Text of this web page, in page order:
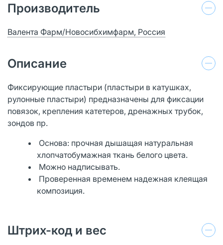
Производитель
Валента Фарм/Новосибхимфарм, Россия
Описание
Фиксирующие пластыри (пластыри в катушках,
рулонные пластыри) предназначены для фиксации
повязок, крепления катетеров, дренажных трубок,
зондов пр.
Основа: прочная дышащая натуральная
хлопчатобумажная ткань белого цвета.
Можно надписывать.
Проверенная временем надежная клеящая
композиция.
Штрих-код и вес